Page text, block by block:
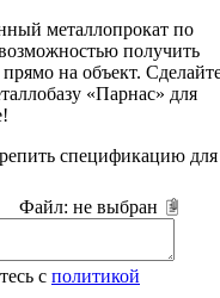
металлопрокат по
получить
на объект.
«Парнас» для
спецификацию для
Файл: не выбран
с политикой